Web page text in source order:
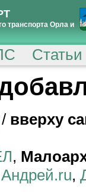
транспорта Орла и
/ вверху
,
Андрей.ru,